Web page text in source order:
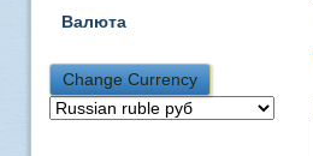
Валюта